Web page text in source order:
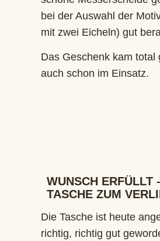
bei der Auswahl der
mit zwei Eicheln) gut
Das Geschenk kam total
auch schon im Einsatz.
WUNSCH ERFÜLLT
TASCHE ZUM
Die Tasche ist heute
richtig, richtig gut